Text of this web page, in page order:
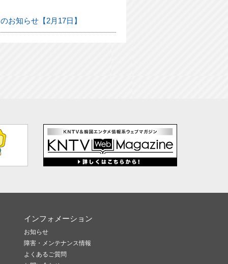
お知らせ【2月17日】
インフォメーション
お知らせ
障害・メンテナンス情報
よくあるご質問